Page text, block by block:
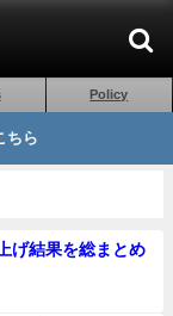
Policy
ちら
げ結果を総まとめ